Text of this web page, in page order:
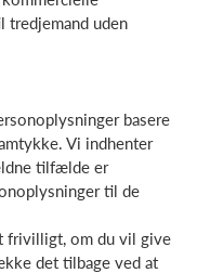
uden
basere
Vi indhenter
tilfælde er
til de
frivilligt, om du vil give
det tilbage ved at